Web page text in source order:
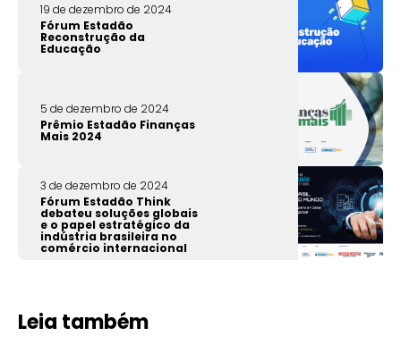
19 de dezembro de 2024
Fórum Estadão
Reconstrução da
Educação
5 de dezembro de 2024
Prêmio Estadão Finanças
Mais 2024
3 de dezembro de 2024
Fórum Estadão Think
debateu soluções globais
e o papel estratégico da
indústria brasileira no
comércio internacional
Leia também